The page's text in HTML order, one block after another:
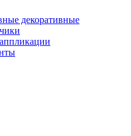
декоративные